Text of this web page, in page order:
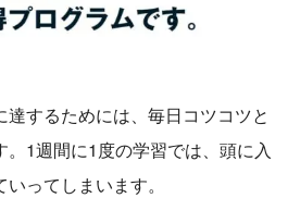
するためには、毎日コツコツと
1週間に1度の学習では、頭に入
ってしまいます。